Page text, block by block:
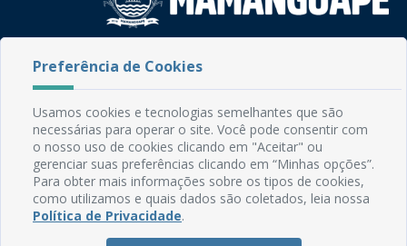
CEP: 58.280-000 - Mamanguape/PB
Fone: (83) 3292-2246
Email: comunicacao@mamanguape.pb.gov.br
Expediente: Segunda à Sexta, das 08h às 13h
Mapa do Site
Perguntas frequentes
Preferência de Cookies
Usamos cookies e tecnologias semelhantes que são
necessárias para operar o site. Você pode consentir com
o nosso uso de cookies clicando em "Aceitar" ou
gerenciar suas preferências clicando em “Minhas opções”.
Para obter mais informações sobre os tipos de cookies,
como utilizamos e quais dados são coletados, leia nossa
Política de Privacidade.